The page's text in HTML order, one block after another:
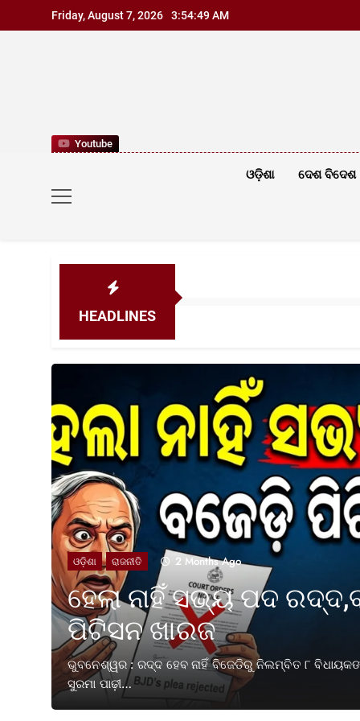
to
Friday, August 7, 2026 3:54:51 AM
Youtube
ଓଡ଼ିଶା ଦେଶ ବିଦେଶ
HEADLINES
ଓଡ଼ିଶା ରାଜନୀତି 2 Months Ago
ହେଲା ନାହିଁ ସଭ୍ୟ ପଦ
ପିଟିସନ ଖାରଜ
ଭୁବନେଶ୍ୱର : ରଦ୍ଦ ହେବ ନାହିଁ ବିଜେଡିରୁ ନିଲମ୍ବିତ ୮
ସୁରମା ପାଢ଼ୀ…